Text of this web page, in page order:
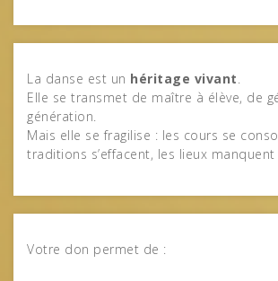
La danse est un héritage vivant
Elle se transmet de maître à élève, de
génération.
Mais elle se fragilise : les cours se
traditions s’effacent, les lieux manquent
Votre don permet de :